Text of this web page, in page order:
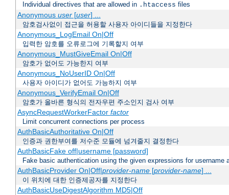
Individual directives that are allowed in .htaccess files
Anonymous user[user] ...
암호검사없이 접근을 허용할 사용자 아이디들을 지정한다
Anonymous_LogEmail On|Off
입력한 암호를 오류로그에 기록할지 여부
Anonymous_MustGiveEmail On|Off
암호가 없어도 가능한지 여부
Anonymous_NoUserID On|Off
사용자 아이디가 없어도 가능하지 여부
Anonymous_VerifyEmail On|Off
암호가 올바른 형식의 전자우편 주소인지 검사 여부
AsyncRequestWorkerFactor factor
Limit concurrent connections per process
AuthBasicAuthoritative On|Off
인증과 권한부여를 저수준 모듈에 넘겨줄지 결정한다
AuthBasicFake off|username [password]
Fake basic authentication using the given expressions for username
AuthBasicProvider On|Off|provider-name[provider-name] ...
이 위치에 대한 인증제공자를 지정한다
AuthBasicUseDigestAlgorithm MD5|Off